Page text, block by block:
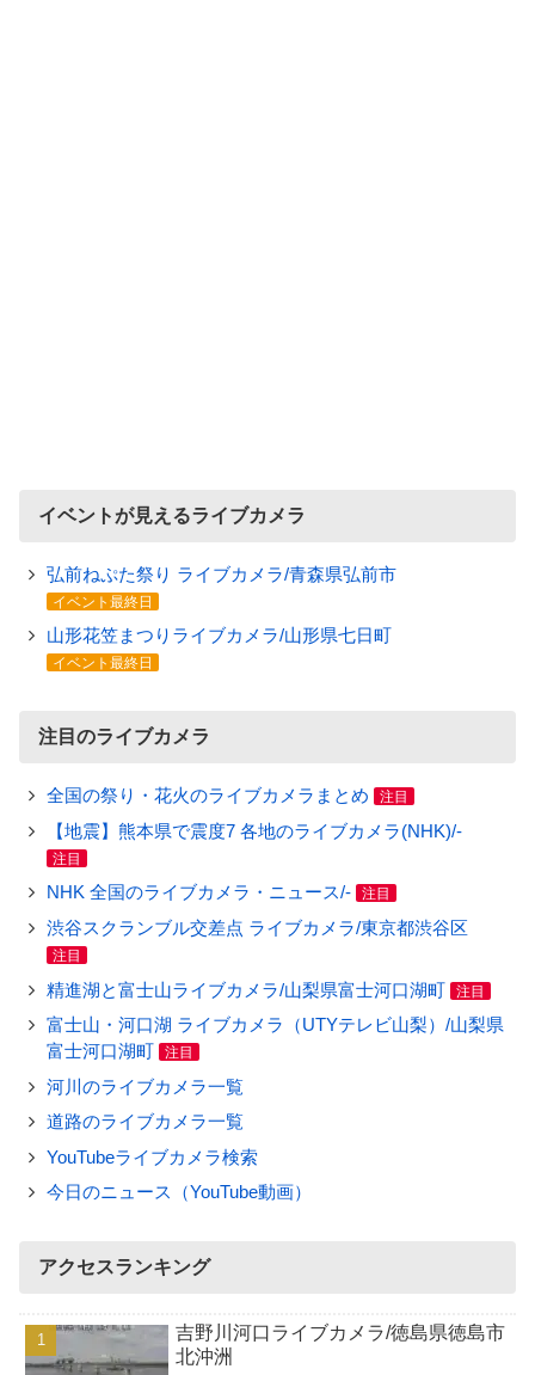
イベントが見えるライブカメラ
弘前ねぷた祭り ライブカメラ/青森県弘前市
イベント最終日
山形花笠まつりライブカメラ/山形県七日町
イベント最終日
注目のライブカメラ
全国の祭り・花火のライブカメラまとめ 注目
【地震】熊本県で震度7 各地のライブカメラ(NHK)/-
注目
NHK 全国のライブカメラ・ニュース/- 注目
渋谷スクランブル交差点 ライブカメラ/東京都渋谷区
注目
精進湖と富士山ライブカメラ/山梨県富士河口湖町 注目
富士山・河口湖 ライブカメラ（UTYテレビ山梨）/山梨県
富士河口湖町
注目
河川のライブカメラ一覧
道路のライブカメラ一覧
YouTubeライブカメラ検索
今日のニュース（YouTube動画）
アクセスランキング
吉野川河口ライブカメラ/徳島県徳島市
北沖洲